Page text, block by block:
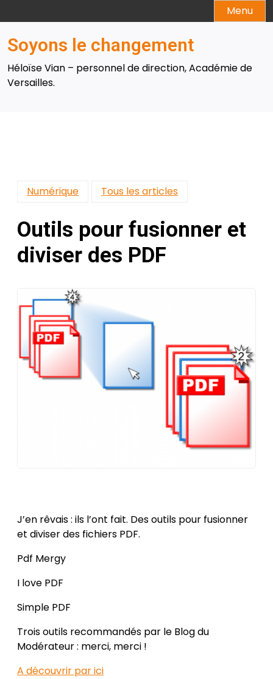
to
content
Menu
Soyons le changement
Héloïse Vian – personnel de direction, Académie de
Versailles.
Numérique Tous les articles
Outils pour fusionner et
diviser des PDF
Mar
2023
J’en rêvais : ils l’ont fait. Des outils pour fusionner
et diviser des fichiers PDF.
Pdf Mergy
I love PDF
Simple PDF
Trois outils recommandés par le Blog du
Modérateur : merci, merci !
A découvrir par ici